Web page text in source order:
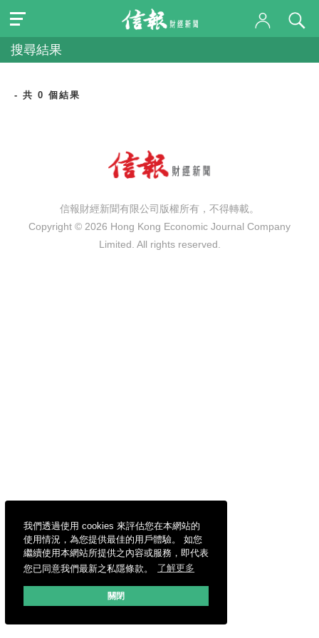
我們透過使用 cookies 來評估您在本網站的
使用情況，為您提供最佳的用戶體驗。 如您
繼續使用本網站所提供之內容或服務，即代表
您已同意我們最新之私隱條款。
了解更多
關閉
搜尋結果
- 共 0 個結果
信報財經新聞有限公司版權所有，不得轉載。
Copyright © 2026 Hong Kong Economic Journal Company
Limited. All rights reserved.